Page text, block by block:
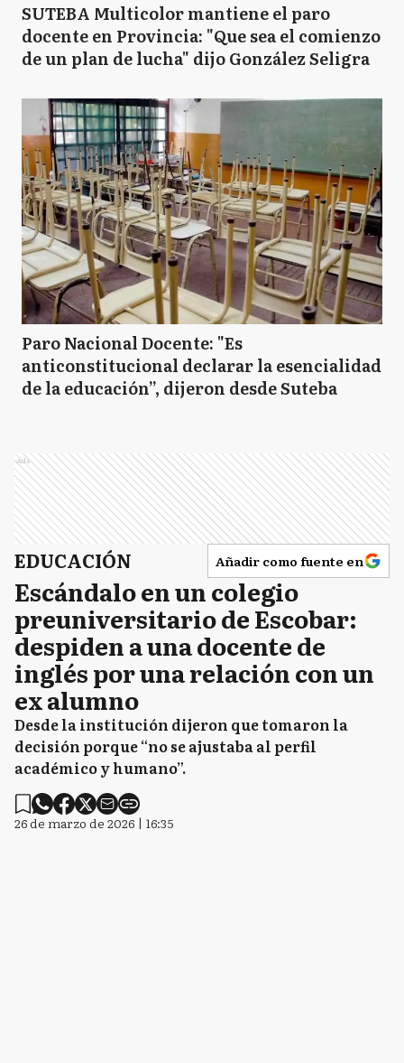
SUTEBA Multicolor mantiene el paro
docente en Provincia: "Que sea el comienzo
de un plan de lucha" dijo González Seligra
Paro Nacional Docente: "Es
anticonstitucional declarar la esencialidad
de la educación”, dijeron desde Suteba
Ads
EDUCACIÓN Añadir como fuente en
Escándalo en un colegio
preuniversitario de Escobar:
despiden a una docente de
inglés por una relación con un
ex alumno
Desde la institución dijeron que tomaron la
decisión porque “no se ajustaba al perfil
académico y humano”.
26 de marzo de 2026 | 16:35